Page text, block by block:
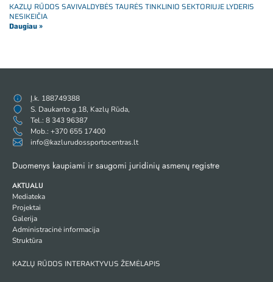
KAZLŲ RŪDOS SAVIVALDYBĖS TAURĖS TINKLINIO SEKTORIUJE LYDERIS
NESIKEIČIA
Daugiau »
Į.k. 188749388
S. Daukanto g.18, Kazlų Rūda,
Tel.: 8 343 96387
Mob.: +370 655 17400
info@kazlurudossportocentras.lt
Duomenys kaupiami ir saugomi juridinių asmenų registre
AKTUALU
Mediateka
Projektai
Galerija
Administracinė informacija
Struktūra
KAZLŲ RŪDOS INTERAKTYVUS ŽEMĖLAPIS